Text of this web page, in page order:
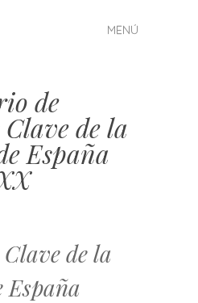
MENÚ
de
de la
España
de la